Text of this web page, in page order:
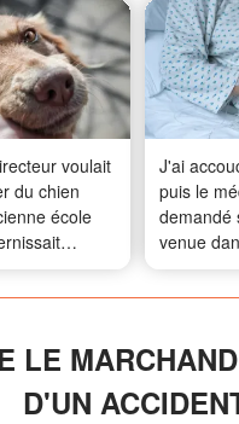
voulait
du chien
école
se douter à
J'ai
puis le
demandé
venue
LE
D'UN